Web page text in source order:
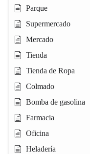
Parque
Supermercado
Mercado
Tienda
Tienda de Ropa
Colmado
Bomba de gasolina
Farmacia
Oficina
Heladería